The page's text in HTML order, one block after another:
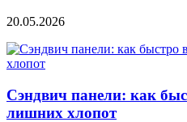
20.05.2026
Сэндвич панели: как
лишних хлопот